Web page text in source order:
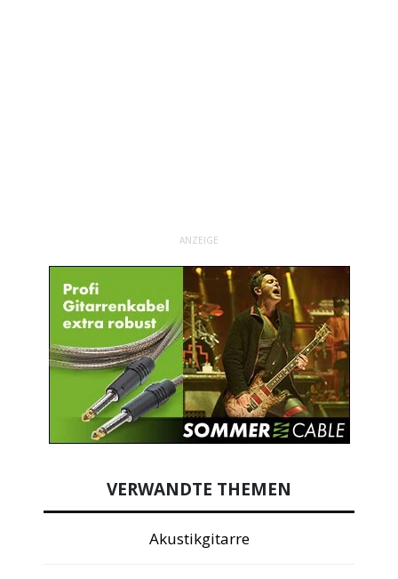
ANZEIGE
VERWANDTE THEMEN
Akustikgitarre